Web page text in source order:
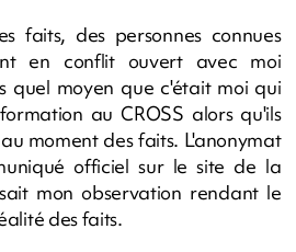
faits, des personnes connues
en conflit ouvert avec moi
quel moyen que c'était moi qui
au CROSS alors qu'ils
moment des faits. L'anonymat
officiel sur le site de la
mon observation rendant le
des faits.